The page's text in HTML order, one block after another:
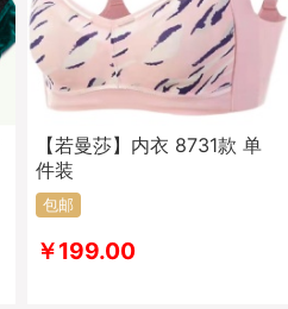
【若曼莎】内衣 8731款 单
件装
包邮
￥199.00